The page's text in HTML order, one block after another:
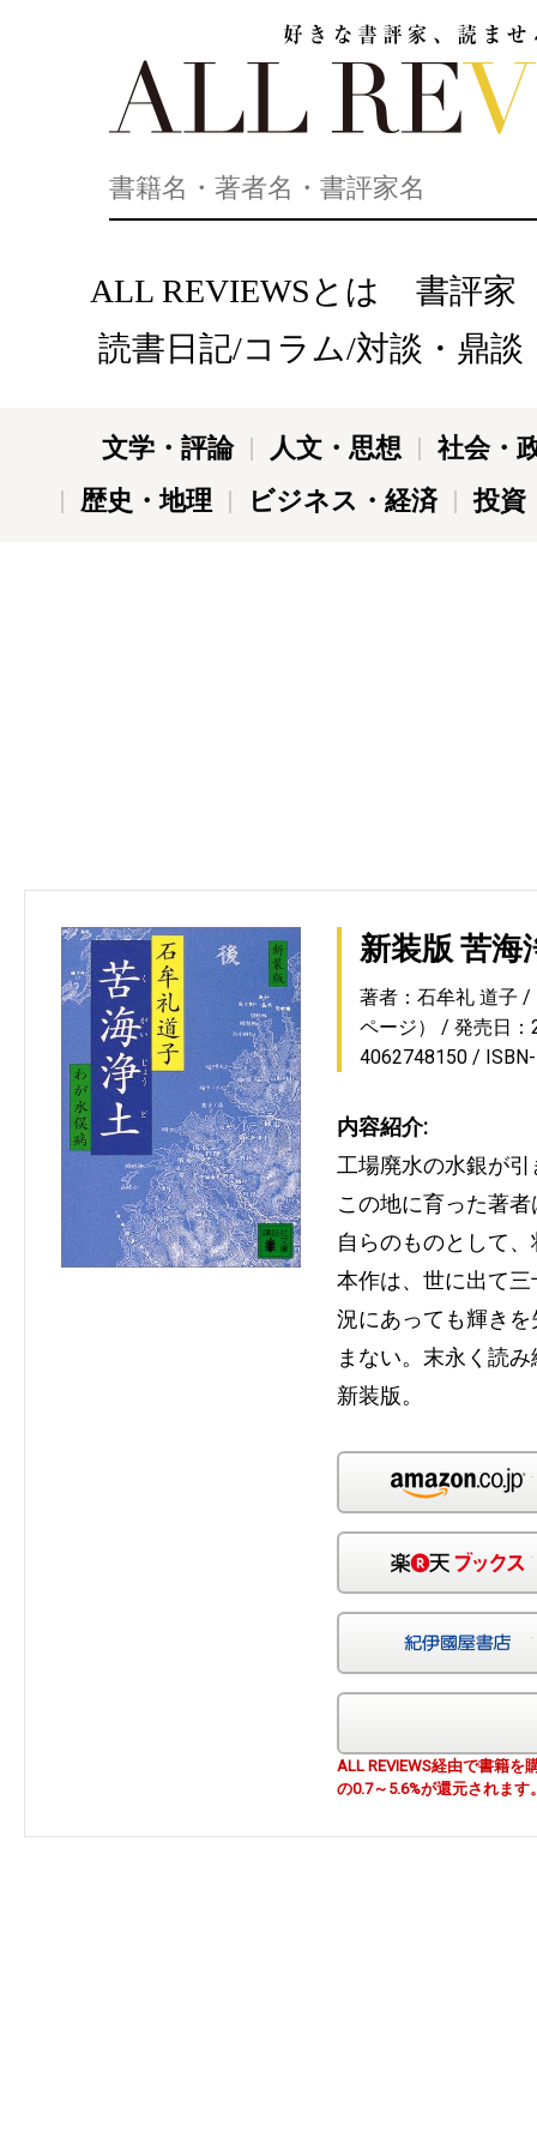
ALL REVIEWSとは
書評家
読書日記/コラム/対談・鼎談
文学・評論 人文・思想
社会・
歴史・地理
ビジネス・経済 投資
新装版 苦海
著者：石牟礼 道子
ページ）
発売日
4062748150
内容紹介:
工場廃水の水銀が
この地に育った著
自らのものとして
本作は、世に出て
況にあっても輝き
まない。末永く読
新装版。
ALL REVIEWS経由で書籍
の0.7～5.6%が還元されます